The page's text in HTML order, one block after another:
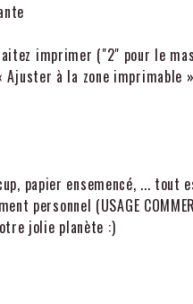
imprimer ("2" pour le
à la zone imprimable »
papier ensemencé, ... tout
personnel (USAGE
jolie planète :)